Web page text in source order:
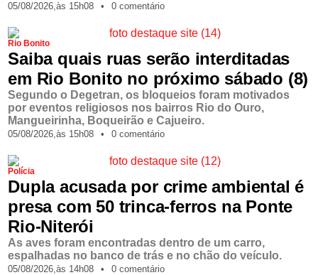
05/08/2026,às 15h08 • 0 comentário
Rio Bonito
Saiba quais ruas serão interditadas
em Rio Bonito no próximo sábado (8)
Segundo o Degetran, os bloqueios foram motivados
por eventos religiosos nos bairros Rio do Ouro,
Mangueirinha, Boqueirão e Cajueiro.
05/08/2026,às 15h08 • 0 comentário
Polícia
Dupla acusada por crime ambiental é
presa com 50 trinca-ferros na Ponte
Rio-Niterói
As aves foram encontradas dentro de um carro,
espalhadas no banco de trás e no chão do veículo.
05/08/2026,às 14h08 • 0 comentário